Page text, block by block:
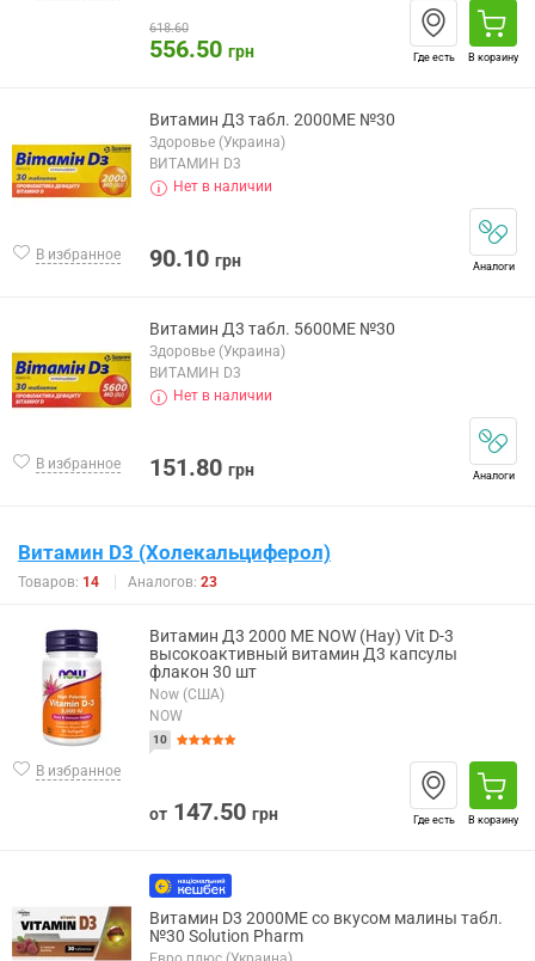
618.60
556.50 грн Где есть В корзину
В избранное
Витамин Д3 табл. 2000МЕ №30
Здоровье (Украина)
ВИТАМИН D3
Нет в наличии
90.10 грн Аналоги
В избранное
Витамин Д3 табл. 5600МЕ №30
Здоровье (Украина)
ВИТАМИН D3
Нет в наличии
151.80 грн Аналоги
Витамин D3 (Холекальциферол)
Товаров: 14 Аналогов: 23
В избранное
Витамин Д3 2000 МЕ NOW (Нау) Vit D-3
высокоактивный витамин Д3 капсулы
флакон 30 шт
Now (США)
NOW
10
от 147.50 грн Где есть В корзину
Витамин D3 2000МE со вкусом малины табл.
№30 Solution Pharm